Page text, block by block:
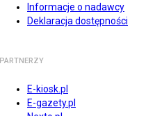
Informacje o nadawcy
Deklaracja dostępności
PARTNERZY
E-kiosk.pl
E-gazety.pl